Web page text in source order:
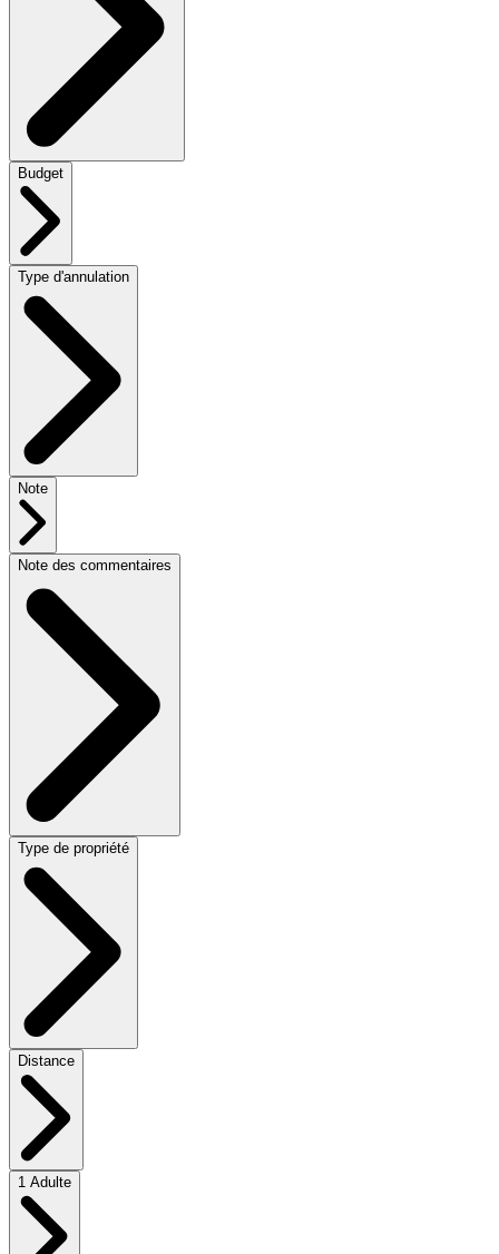
Budget
Type d'annulation
Note
Note des commentaires
Type de propriété
Distance
1 Adulte